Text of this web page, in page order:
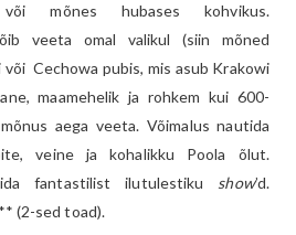
või mõnes hubases kohvikus.
veeta omal valikul (siin mõned
või Cechowa pubis, mis asub Krakowi
maamehelik ja rohkem kui 600-
aega veeta. Võimalus nautida
veine ja kohalikku Poola õlut.
fantastilist ilutulestikushow’d.
(2-sed toad).